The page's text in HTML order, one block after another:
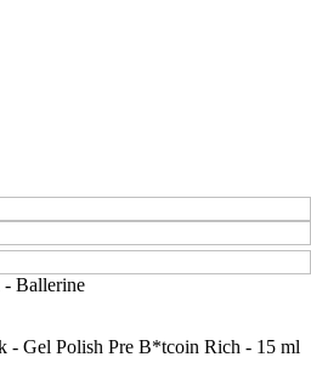
Ballerine
- Gel Polish Pre B*tcoin Rich - 15 ml